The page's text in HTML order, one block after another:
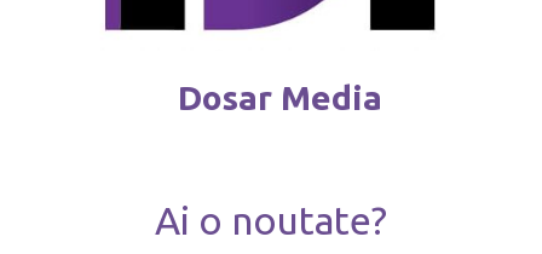
Dosar Media
Ai o noutate?